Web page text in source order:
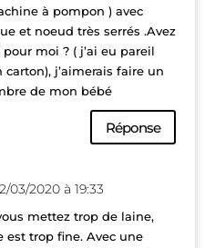
à pompon ) avec
et noeud très serrés .Avez
moi ? ( j’ai eu pareil
j’aimerais faire un
de mon bébé
Réponse
03/2020 à 19:33
mettez trop de laine,
est trop fine. Avec une